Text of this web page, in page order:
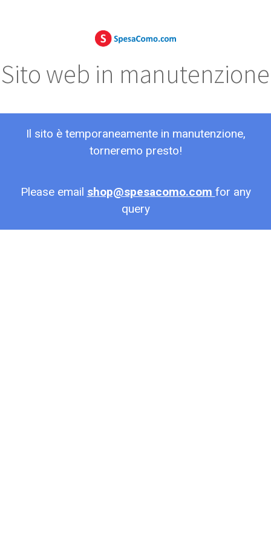
Sito web in manutenzione
Il sito è temporaneamente in manutenzione,
torneremo presto!
Please email shop@spesacomo.com for any
query